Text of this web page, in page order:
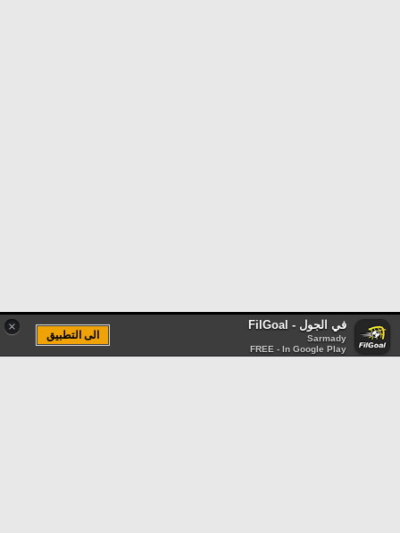
× في الجول - FilGoal
Sarmady
FREE - In Google Play
الى التطبيق